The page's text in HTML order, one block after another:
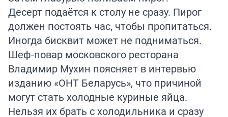
Десерт подаётся к столу не сразу. Пирог
должен постоять час, чтобы пропитаться.
Иногда бисквит может не подниматься.
Шеф-повар московского ресторана
Владимир Мухин поясняет в интервью
изданию «ОНТ Беларусь», что причиной
могут стать холодные куриные яйца.
Нельзя их брать с холодильника и сразу